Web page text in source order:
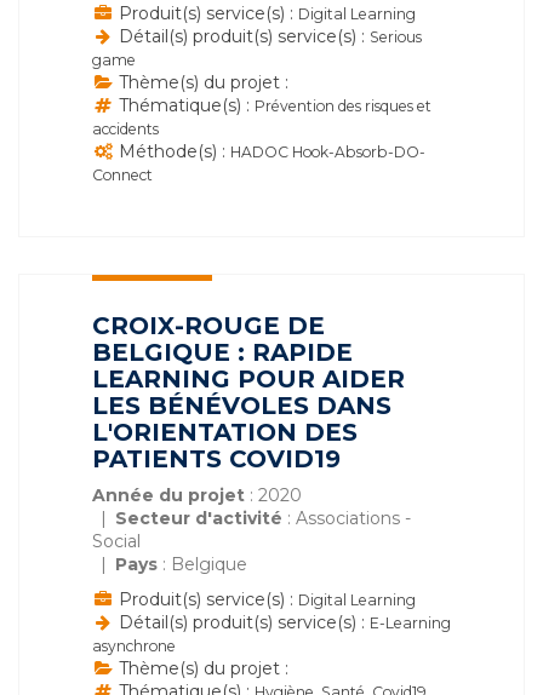
Produit(s) service(s) : Digital Learning
Détail(s) produit(s) service(s) : Serious
game
Thème(s) du projet :
Thématique(s) : Prévention des risques et
accidents
Méthode(s) : HADOC Hook-Absorb-DO-
Connect
CROIX-ROUGE DE
BELGIQUE : RAPIDE
LEARNING POUR AIDER
LES BÉNÉVOLES DANS
L'ORIENTATION DES
PATIENTS COVID19
Année du projet : 2020
Secteur d'activité : Associations -
Social
Pays : Belgique
Produit(s) service(s) : Digital Learning
Détail(s) produit(s) service(s) : E-Learning
asynchrone
Thème(s) du projet :